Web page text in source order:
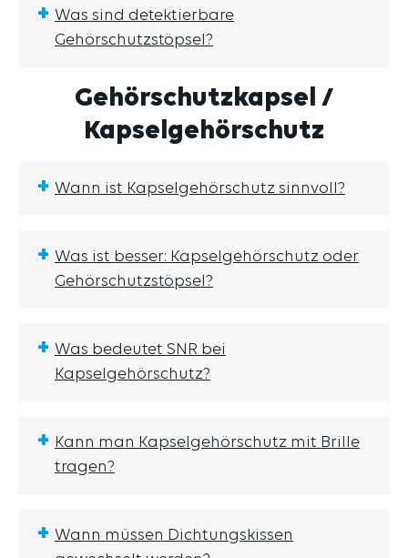
+ Was sind detektierbare
Gehörschutzstöpsel?
Gehörschutzkapsel /
Kapselgehörschutz
+ Wann ist Kapselgehörschutz sinnvoll?
+ Was ist besser: Kapselgehörschutz oder
Gehörschutzstöpsel?
+ Was bedeutet SNR bei
Kapselgehörschutz?
+ Kann man Kapselgehörschutz mit Brille
tragen?
+ Wann müssen Dichtungskissen